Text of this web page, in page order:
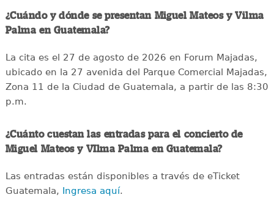
¿Cuándo y dónde se presentan Miguel Mateos y Vilma
Palma en Guatemala?
La cita es el 27 de agosto de 2026 en Forum Majadas,
ubicado en la 27 avenida del Parque Comercial Majadas,
Zona 11 de la Ciudad de Guatemala, a partir de las 8:30
p.m.
¿Cuánto cuestan las entradas para el concierto de
Miguel Mateos y VIlma Palma en Guatemala?
Las entradas están disponibles a través de eTicket
Guatemala, Ingresa aquí.